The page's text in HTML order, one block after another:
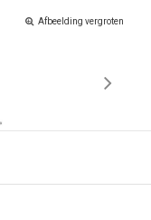
Afbeelding vergroten